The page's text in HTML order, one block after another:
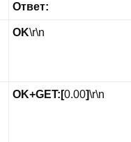
Ответ:
OK\r\n
OK+GET: [0.00]\r\n